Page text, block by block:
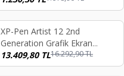
%18
XP-Pen Artist 12 2nd
Generation Grafik Ekran
Tablet Siyah
13.409,80TL16.292,90TL